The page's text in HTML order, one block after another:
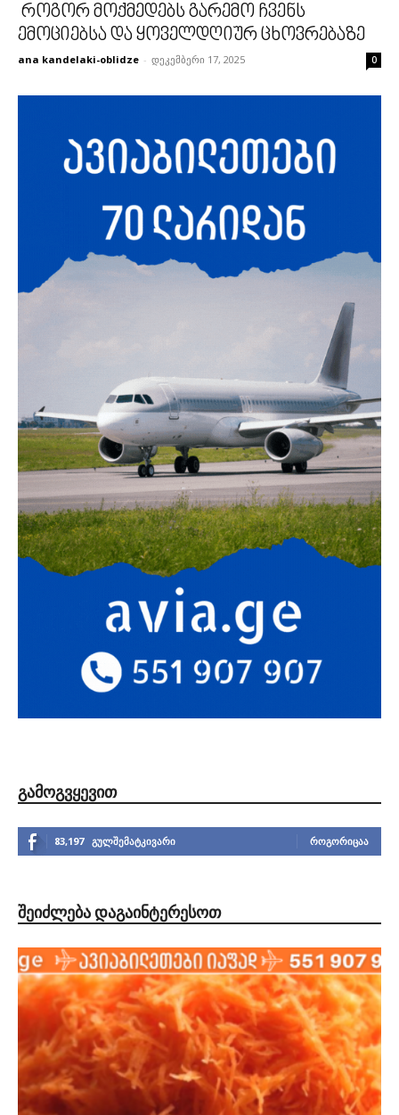
როგორ მოქმედებს გარემო ჩვენს
ემოციებსა და ყოველდღიურ ცხოვრებაზე
ana kandelaki-oblidze - დეკემბერი 17, 2025 0
ᲒᲐᲛᲝᲒᲕᲧᲔᲕᲘᲗ
83,197 გულშემატკივარი ᲠᲝᲒᲝᲠᲘᲪᲐᲐ
ᲨᲔᲘᲫᲚᲔᲑᲐ ᲓᲐᲒᲐᲘᲜᲢᲔᲠᲔᲡᲝᲗ